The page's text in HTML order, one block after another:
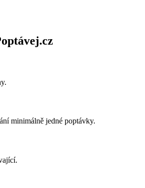
minimálně jedné poptávky.